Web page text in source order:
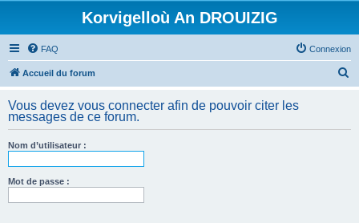
Korvigelloù An DROUIZIG
FAQ Connexion
Accueil du forum
h
Vous devez vous connecter afin de pouvoir citer les
messages de ce forum.
Nom d’utilisateur :
Mot de passe :